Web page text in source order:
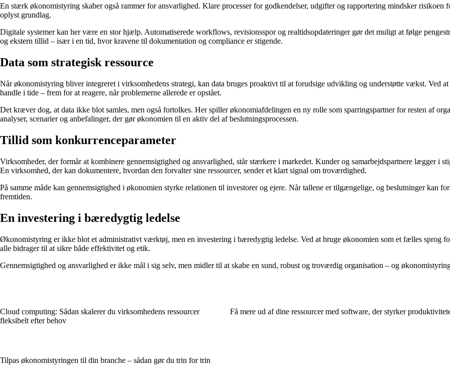
En stærk økonomistyring skaber også rammer for ansvarlighed. Klare processer for godkendelser, udgifter og rapportering mindsker
oplyst grundlag.
Digitale systemer kan her være en stor hjælp. Automatiserede workflows, revisionsspor og realtidsopdateringer gør det muligt at følge
og ekstern tillid – især i en tid, hvor kravene til dokumentation og compliance er stigende.
Data som strategisk ressource
Når økonomistyring bliver integreret i virksomhedens strategi, kan data bruges proaktivt til at forudsige udvikling og understøtte vækst. Ved
handle i tide – frem for at reagere, når problemerne allerede er opstået.
Det kræver dog, at data ikke blot samles, men også fortolkes. Her spiller økonomiafdelingen en ny rolle som sparringspartner for resten af
analyser, scenarier og anbefalinger, der gør økonomien til en aktiv del af beslutningsprocessen.
Tillid som konkurrenceparameter
Virksomheder, der formår at kombinere gennemsigtighed og ansvarlighed, står stærkere i markedet. Kunder og samarbejdspartnere lægger i
En virksomhed, der kan dokumentere, hvordan den forvalter sine ressourcer, sender et klart signal om troværdighed.
På samme måde kan gennemsigtighed i økonomien styrke relationen til investorer og ejere. Når tallene er tilgængelige, og beslutninger kan
fremtiden.
En investering i bæredygtig ledelse
Økonomistyring er ikke blot et administrativt værktøj, men en investering i bæredygtig ledelse. Ved at bruge økonomien som et fælles sprog
alle bidrager til at sikre både effektivitet og etik.
Gennemsigtighed og ansvarlighed er ikke mål i sig selv, men midler til at skabe en sund, robust og troværdig organisation – og
Cloud computing: Sådan skalerer du virksomhedens ressourcer
fleksibelt efter behov
Tilpas økonomistyringen til din branche – sådan gør du trin for trin
Få mere ud af dine ressourcer med software, der styrker